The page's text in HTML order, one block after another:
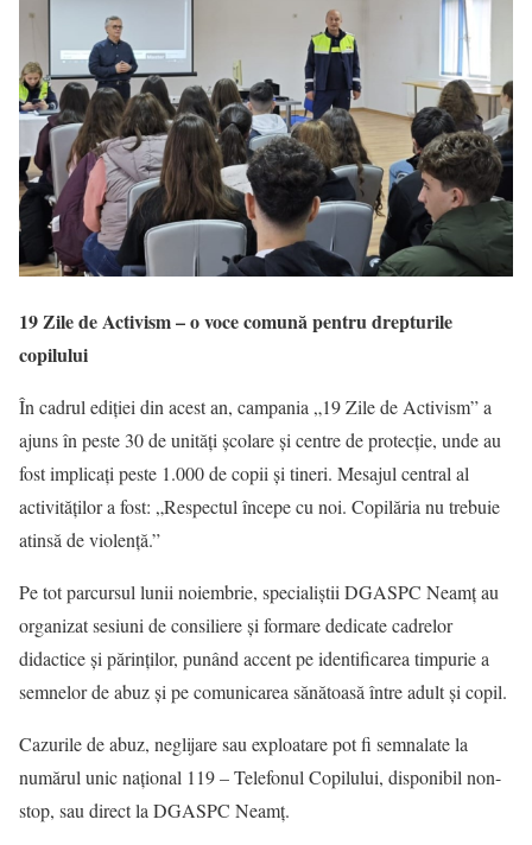
19 Zile de Activism – o voce comună pentru drepturile
copilului
În cadrul ediției din acest an, campania „19 Zile de Activism” a
ajuns în peste 30 de unități școlare și centre de protecție, unde au
fost implicați peste 1.000 de copii și tineri. Mesajul central al
activităților a fost: „Respectul începe cu noi. Copilăria nu trebuie
atinsă de violență.”
Pe tot parcursul lunii noiembrie, specialiștii DGASPC Neamț au
organizat sesiuni de consiliere și formare dedicate cadrelor
didactice și părinților, punând accent pe identificarea timpurie a
semnelor de abuz și pe comunicarea sănătoasă între adult și copil.
Cazurile de abuz, neglijare sau exploatare pot fi semnalate la
numărul unic național 119 – Telefonul Copilului, disponibil non-
stop, sau direct la DGASPC Neamț.